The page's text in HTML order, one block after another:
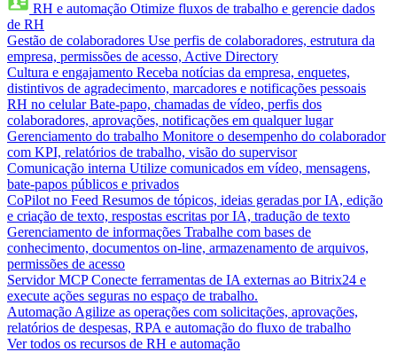
RH e automação Otimize fluxos de trabalho e gerencie dados
de RH
Gestão de colaboradores Use perfis de colaboradores, estrutura da
empresa, permissões de acesso, Active Directory
Cultura e engajamento Receba notícias da empresa, enquetes,
distintivos de agradecimento, marcadores e notificações pessoais
RH no celular Bate-papo, chamadas de vídeo, perfis dos
colaboradores, aprovações, notificações em qualquer lugar
Gerenciamento do trabalho Monitore o desempenho do colaborador
com KPI, relatórios de trabalho, visão do supervisor
Comunicação interna Utilize comunicados em vídeo, mensagens,
bate-papos públicos e privados
CoPilot no Feed Resumos de tópicos, ideias geradas por IA, edição
e criação de texto, respostas escritas por IA, tradução de texto
Gerenciamento de informações Trabalhe com bases de
conhecimento, documentos on-line, armazenamento de arquivos,
permissões de acesso
Servidor MCP Conecte ferramentas de IA externas ao Bitrix24 e
execute ações seguras no espaço de trabalho.
Automação Agilize as operações com solicitações, aprovações,
relatórios de despesas, RPA e automação do fluxo de trabalho
Ver todos os recursos de RH e automação